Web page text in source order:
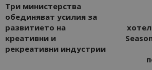
Три министерства
обединяват усилия за
развитието на
креативни и
рекреативни индустрии